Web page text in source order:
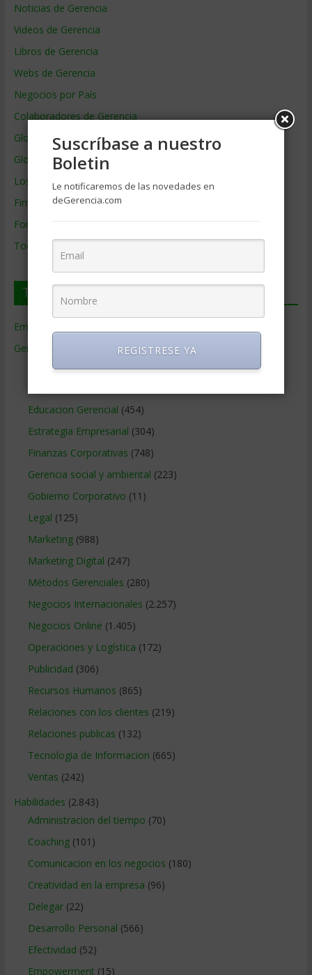
Noticias de Gerencia
Videos de Gerencia
Libros de Gerencia
Webs de Gerencia
Negocios por País
Colaboradores de Gerencia
Glosario
Glosario Inglés – Español
Los mejores MBA
Firmas de Gerencia
Formación de Gerencia
Todos los Temas
Temas de Gerencia
Empresas de Gerencia
Gerencia
Ciencias Económicas(80)
Educacion Gerencial (454)
Estrategia Empresarial (304)
Finanzas Corporativas (748)
Gerencia social y ambiental (223)
Gobierno Corporativo (11)
Legal (125)
Marketing(988)
Marketing Digital (247)
Métodos Gerenciales (280)
Negocios Internacionales (2.257)
Negocios Online (1.405)
Operaciones y Logística (172)
Publicidad (306)
Recursos Humanos (865)
Relaciones con los clientes (219)
Relaciones publicas (132)
Tecnologia de Informacion (665)
Ventas (242)
Habilidades (2.843)
Administracion del tiempo (70)
Coaching(101)
Comunicacion en los negocios (180)
Creatividad en la empresa (96)
Delegar(22)
Desarrollo Personal (566)
Efectividad (52)
Empowerment (15)
Suscríbase a nuestro
Boletin
Le notificaremos de las novedades en
deGerencia.com
REGISTRESE YA